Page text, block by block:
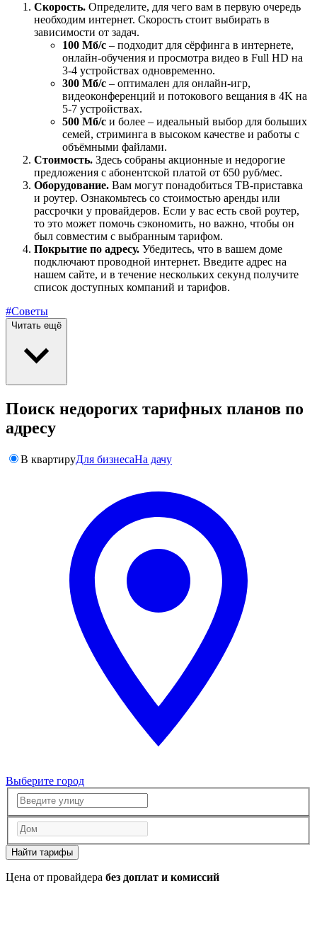
Скорость. Определите, для чего вам в первую очередь
необходим интернет. Скорость стоит выбирать в
зависимости от задач.
100 Мб/с – подходит для сёрфинга в интернете,
онлайн-обучения и просмотра видео в Full HD на
3-4 устройствах одновременно.
300 Мб/с – оптимален для онлайн-игр,
видеоконференций и потокового вещания в 4K на
5-7 устройствах.
500 Мб/с и более – идеальный выбор для больших
семей, стриминга в высоком качестве и работы с
объёмными файлами.
Стоимость. Здесь собраны акционные и недорогие
предложения с абонентской платой от 650 руб/мес.
Оборудование. Вам могут понадобиться ТВ-приставка
и роутер. Ознакомьтесь со стоимостью аренды или
рассрочки у провайдеров. Если у вас есть свой роутер,
то это может помочь сэкономить, но важно, чтобы он
был совместим с выбранным тарифом.
Покрытие по адресу. Убедитесь, что в вашем доме
подключают проводной интернет. Введите адрес на
нашем сайте, и в течение нескольких секунд получите
список доступных компаний и тарифов.
#Советы
Читать ещё
Поиск недорогих тарифных планов по
адресу
В квартируДля бизнесаНа дачу
Выберите город
Найти тарифы
Цена от провайдера без доплат и комиссий